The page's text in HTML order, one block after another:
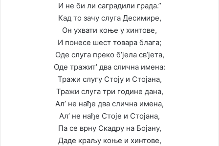
И не би ли саградили града.”
Кад то зачу слуга Десимире,
Он ухвати коње у хинтове,
И понесе шест товара блага;
Оде слуга преко б’јела св’јета,
Оде тражит’ два слична имена:
Тражи слугу Стоју и Стојана,
Тражи слуга три године дана,
Ал’ не нађе два слична имена,
Ал’ не нађе Стоје и Стојана,
Па се врну Скадру на Бојану,
Даде краљу коње и хинтове,